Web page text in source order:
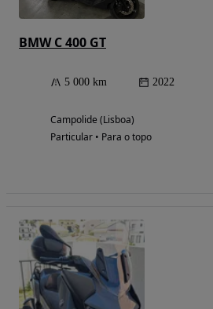
BMW C 400 GT
5 000 km 2022
Campolide (Lisboa)
Particular • Para o topo